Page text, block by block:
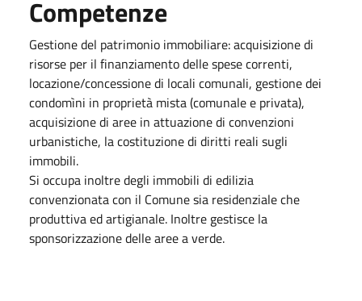
Competenze
Gestione del patrimonio immobiliare: acquisizione di
risorse per il finanziamento delle spese correnti,
locazione/concessione di locali comunali, gestione dei
condomìni in proprietà mista (comunale e privata),
acquisizione di aree in attuazione di convenzioni
urbanistiche, la costituzione di diritti reali sugli
immobili.
Si occupa inoltre degli immobili di edilizia
convenzionata con il Comune sia residenziale che
produttiva ed artigianale. Inoltre gestisce la
sponsorizzazione delle aree a verde.